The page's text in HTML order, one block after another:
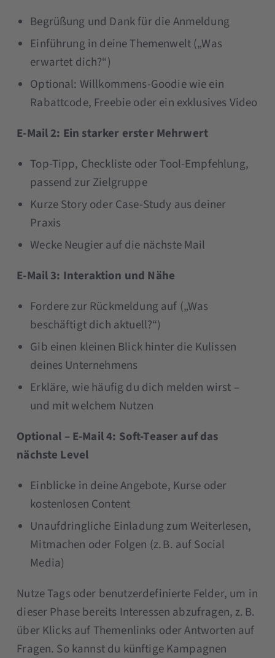
Begrüßung und Dank für die Anmeldung
Einführung in deine Themenwelt („Was
erwartet dich?“)
Optional: Willkommens-Goodie wie ein
Rabattcode, Freebie oder ein exklusives Video
E-Mail 2: Ein starker erster Mehrwert
Top-Tipp, Checkliste oder Tool-Empfehlung,
passend zur Zielgruppe
Kurze Story oder Case-Study aus deiner
Praxis
Wecke Neugier auf die nächste Mail
E-Mail 3: Interaktion und Nähe
Fordere zur Rückmeldung auf („Was
beschäftigt dich aktuell?“)
Gib einen kleinen Blick hinter die Kulissen
deines Unternehmens
Erkläre, wie häufig du dich melden wirst –
und mit welchem Nutzen
Optional – E-Mail 4: Soft-Teaser auf das
nächste Level
Einblicke in deine Angebote, Kurse oder
kostenlosen Content
Unaufdringliche Einladung zum Weiterlesen,
Mitmachen oder Folgen (z. B. auf Social
Media)
Nutze Tags oder benutzerdefinierte Felder, um in
dieser Phase bereits Interessen abzufragen, z. B.
über Klicks auf Themenlinks oder Antworten auf
Fragen. So kannst du künftige Kampagnen